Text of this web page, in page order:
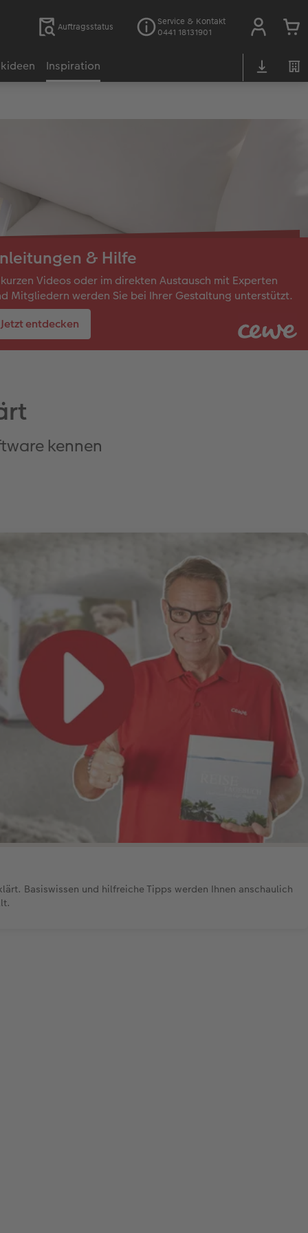
Auftragsstatus
Service & Kontakt
0441 18131901
Inspiration
& Hilfe
Videos oder im direkten Austausch mit Experten
Mitgliedern werden Sie bei Ihrer Gestaltung unterstützt.
Jetzt entdecken
kennen
Basiswissen und hilfreiche Tipps werden Ihnen anschaulich